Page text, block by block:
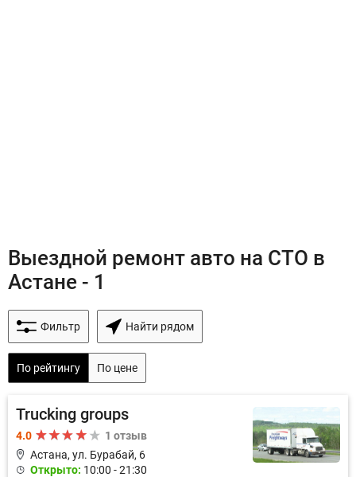
Выездной ремонт авто на СТО в
Астане - 1
Фильтр Найти рядом
По рейтингу По цене
Trucking groups
4.0
1 отзыв
Астана, ул. Бурабай, 6
Открыто: 10:00 - 21:30